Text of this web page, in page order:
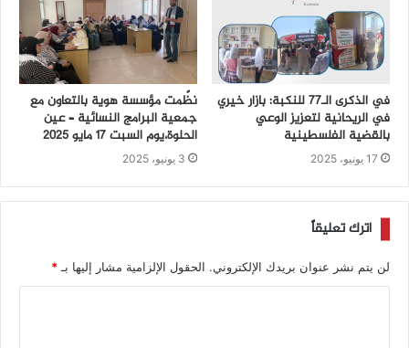
في الذكرى الـ77 للنكبة: بازار خيري
في الريحانية لتعزيز الوعي
بالقضية الفلسطينية
17 يونيو، 2025
نظّمت مؤسسة هوية بالتعاون مع
جمعية البرامج النسائية – عين
الحلوة،يوم السبت 17 مايو 2025
3 يونيو، 2025
اترك تعليقاً
لن يتم نشر عنوان بريدك الإلكتروني. الحقول الإلزامية مشار إليها بـ *